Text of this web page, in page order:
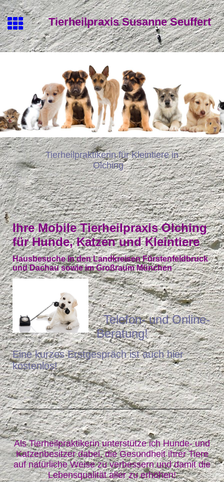
Tierheilpraxis Susanne Seuffert
Tierheilpraktikerin für Kleintiere in
Olching
Ihre Mobile Tierheilpraxis Olching
für Hunde, Katzen und Kleintiere
Hausbesuche in den Landkreisen Fürstenfeldbruck
und Dachau sowie im Großraum München
Telefon- und Online-
Beratung!
Eine kurzes Erstgespräch ist auch hier
kostenlos!
Als Tierheilpraktikerin unterstütze ich Hunde- und
Katzenbesitzer dabei, die Gesundheit ihrer Tiere
auf natürliche Weise zu verbessern und damit die
Lebensqualität aller zu erhöhen!